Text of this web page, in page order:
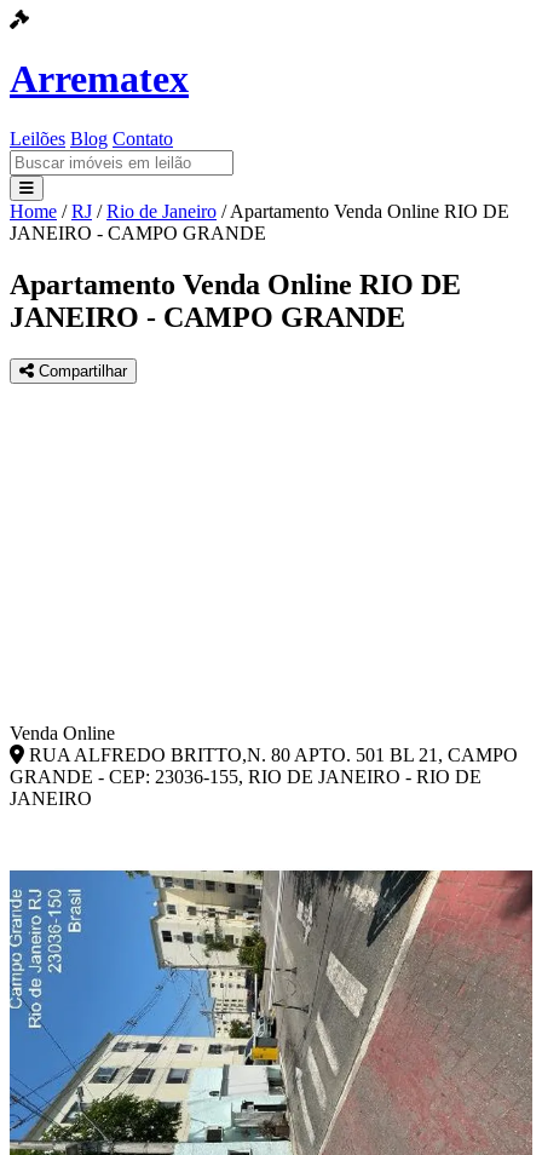
Arrematex
Leilões Blog Contato
Leilões
Blog
Contato
Home / RJ / Rio de Janeiro / Apartamento Venda Online RIO DE
JANEIRO - CAMPO GRANDE
Apartamento Venda Online RIO DE
JANEIRO - CAMPO GRANDE
Compartilhar
Venda Online
RUA ALFREDO BRITTO,N. 80 APTO. 501 BL 21, CAMPO
GRANDE - CEP: 23036-155, RIO DE JANEIRO - RIO DE
JANEIRO